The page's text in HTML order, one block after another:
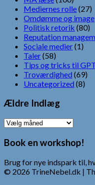
Mediernes rolle(27)
Omdømme og image
Politisk retorik (80)
Reputation
Sociale medier(1)
Taler(58)
Tips og tricks til
Troværdighed (69)
Uncategorized (8)
Ældre Indlæg
Ældre
Book en workshop!
Brug for nye indspark til,
© 2026 TrineNebel.dk |